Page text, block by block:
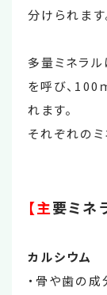
分けられます
多量ミネラ
を呼び、100
れます。
それぞれのミ
【主要ミネ
カルシウム
・骨や歯の成